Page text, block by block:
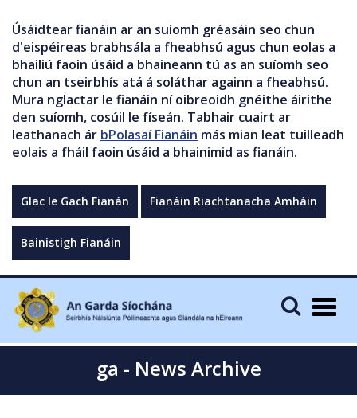
Úsáidtear fianáin ar an suíomh gréasáin seo chun
d'eispéireas brabhsála a fheabhsú agus chun eolas a
bhailiú faoin úsáid a bhaineann tú as an suíomh seo
chun an tseirbhís atá á soláthar againn a fheabhsú.
Mura nglactar le fianáin ní oibreoidh gnéithe áirithe
den suíomh, cosúil le físeán. Tabhair cuairt ar
leathanach ár bPolasaí Fianáin más mian leat tuilleadh
eolais a fháil faoin úsáid a bhainimid as fianáin.
Glac le Gach Fianán Fianáin Riachtanacha Amháin
Bainistigh Fianáin
ga - News Archive